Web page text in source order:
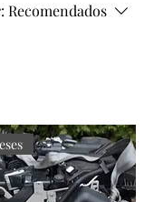
Recomendados